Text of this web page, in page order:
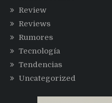
Review
Reviews
Rumores
Tecnología
Tendencias
Uncategorized